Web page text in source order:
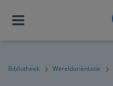
Bibliotheek Wereldoriëntatie